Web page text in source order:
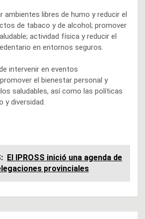
ambientes libres de humo y reducir el
de tabaco y de alcohol; promover
actividad física y reducir el
en entornos seguros.
intervenir en eventos
el bienestar personal y
saludables, así como las políticas
y diversidad.
El IPROSS inició una agenda de
provinciales